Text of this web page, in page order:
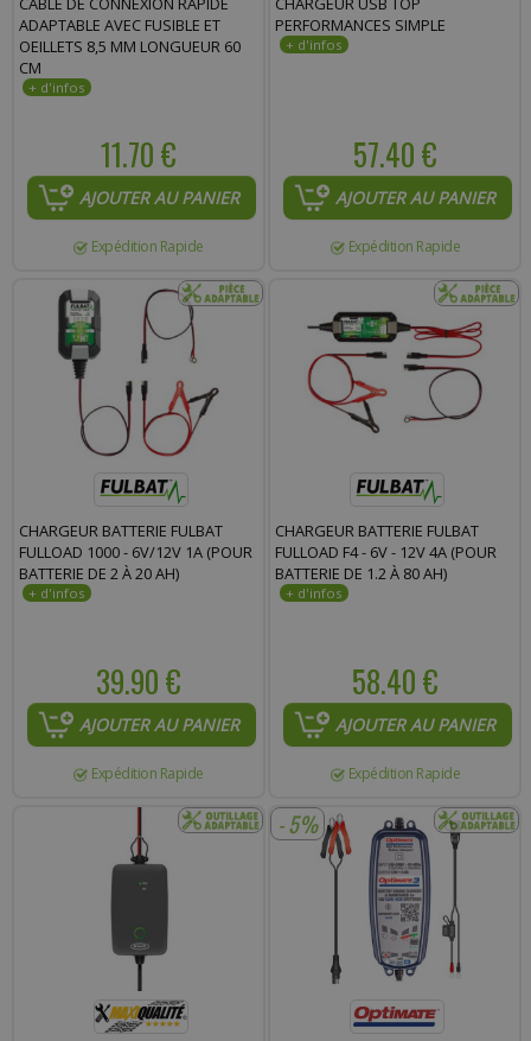
ADAPTABLE AVEC FUSIBLE ET
OEILLETS 8,5 MM LONGUEUR 60
CM
11.70 €
AJOUTER AU PANIER
Expédition Rapide
PERFORMANCES SIMPLE
57.40 €
AJOUTER AU PANIER
Expédition Rapide
CHARGEUR BATTERIE FULBAT
FULLOAD 1000 - 6V/12V 1A (POUR
BATTERIE DE 2 À 20 AH)
39.90 €
AJOUTER AU PANIER
Expédition Rapide
CHARGEUR BATTERIE FULBAT
FULLOAD F4 - 6V - 12V 4A (POUR
BATTERIE DE 1.2 À 80 AH)
58.40 €
AJOUTER AU PANIER
Expédition Rapide
- 5%
Commentaire :